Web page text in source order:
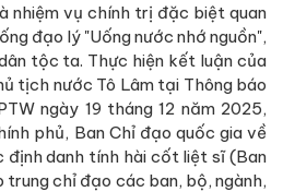
nhiệm vụ chính trị đặc biệt quan
đạo lý "Uống nước nhớ nguồn",
tộc ta. Thực hiện kết luận của
tịch nước Tô Lâm tại Thông báo
ngày 19 tháng 12 năm 2025,
phủ, Ban Chỉ đạo quốc gia về
danh tính hài cốt liệt sĩ (Ban
chỉ đạo các ban, bộ, ngành,